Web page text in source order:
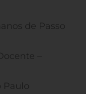
de Passo
–
Paulo